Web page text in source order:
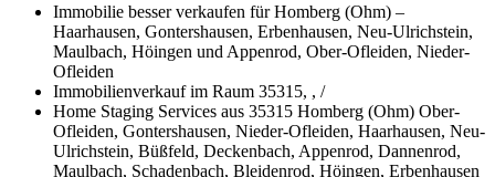
Immobilie besser verkaufen für Homberg (Ohm) –
Haarhausen, Gontershausen, Erbenhausen, Neu-Ulrichstein,
Maulbach, Höingen und Appenrod, Ober-Ofleiden, Nieder-
Ofleiden
Immobilienverkauf im Raum 35315, , /
Home Staging Services aus 35315 Homberg (Ohm) Ober-
Ofleiden, Gontershausen, Nieder-Ofleiden, Haarhausen, Neu-
Ulrichstein, Büßfeld, Deckenbach, Appenrod, Dannenrod,
Maulbach, Schadenbach, Bleidenrod, Höingen, Erbenhausen